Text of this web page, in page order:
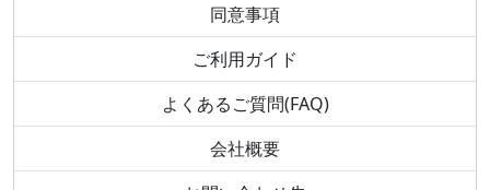
同意事項
ご利用ガイド
よくあるご質問(FAQ)
会社概要